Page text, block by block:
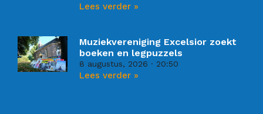
Lees verder »
Muziekvereniging Excelsior zoekt
boeken en legpuzzels
8 augustus, 2026 20:50
Lees verder »